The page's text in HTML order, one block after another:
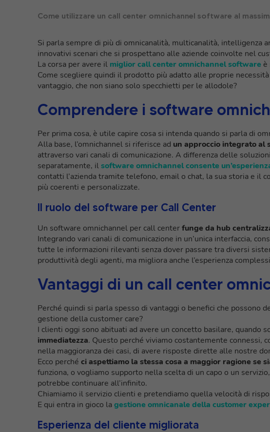
Come utilizzare un call center omnichannel software al
Si parla sempre di più di omnicanalità, multicanalità, intelligenza
innovativi scenari che si prospettano alle aziende coinvolte nel
La corsa per avere il miglior call center omnichannel software è
Come scegliere quindi il prodotto più adatto alle proprie
vantaggio, che non siano solo specchietti per le allodole?
Comprendere i software
Per prima cosa, è utile capire cosa si intenda quando si parla di
Alla base, l’omnichannel si riferisce ad un approccio integrato al
attraverso vari canali di comunicazione. A differenza delle
separatamente, ilsoftware omnichannel consente
contatti l’azienda tramite telefono, email o chat, la sua storia e il
più coerenti e personalizzate.
Il ruolo del software per Call Center
Un software omnichannel per call centerfunge da hub
Integrando vari canali di comunicazione in un’unica interfaccia,
tutte le informazioni rilevanti senza dover passare tra diversi
produttività degli agenti, ma migliora anche l’esperienza
Vantaggi di un call center
Perché quindi si parla spesso di vantaggi o benefici che possono
gestione della customer care?
I clienti oggi sono abituati ad avere un concetto basilare, quando
immediatezza. Questo perché viviamo costantemente connessi,
nella maggioranza dei casi, di avere risposte dirette alle nostre
Ecco perché ci aspettiamo la stessa cosa a maggior ragione se
funziona, o vogliamo supporto nella scelta di un capo o un
potrebbe continuare all’infinito.
Chiamiamo il servizio clienti e pretendiamo quella velocità di
E qui entra in gioco lagestione omnicanale della customer
Esperienza del cliente migliorata